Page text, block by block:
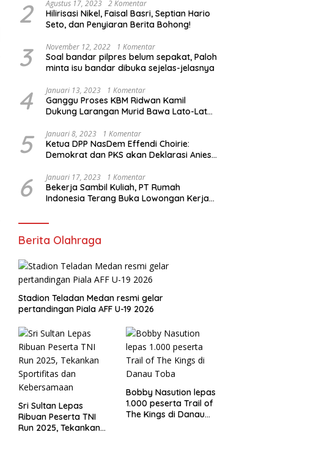
2 Agustus 17, 2023 2 Komentar
Hilirisasi Nikel, Faisal Basri, Septian Hario
Seto, dan Penyiaran Berita Bohong!
3 November 12, 2022 1 Komentar
Soal bandar pilpres belum sepakat, Paloh
minta isu bandar dibuka sejelas-jelasnya
4 Januari 13, 2023 1 Komentar
Ganggu Proses KBM Ridwan Kamil
Dukung Larangan Murid Bawa Lato-Lato
5 Januari 8, 2023 1 Komentar
Ketua DPP NasDem Effendi Choirie:
Demokrat dan PKS akan Deklarasi Anies
6 Januari 17, 2023 1 Komentar
Bekerja Sambil Kuliah, PT Rumah
Indonesia Terang Buka Lowongan Kerja
Berita Olahraga
Stadion Teladan Medan resmi gelar
pertandingan Piala AFF U-19 2026
Sri Sultan Lepas
Ribuan Peserta TNI
Run 2025, Tekankan
Bobby Nasution lepas
1.000 peserta Trail of
The Kings di Danau